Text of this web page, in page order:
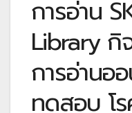
การอ่าน
Library กิ
การอ่านอ
ทดสอบ โ